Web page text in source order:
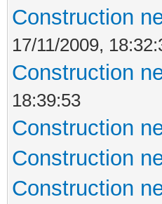
Construction
17/11/2009,
Construction
18:39:53
Construction
Construction
Construction